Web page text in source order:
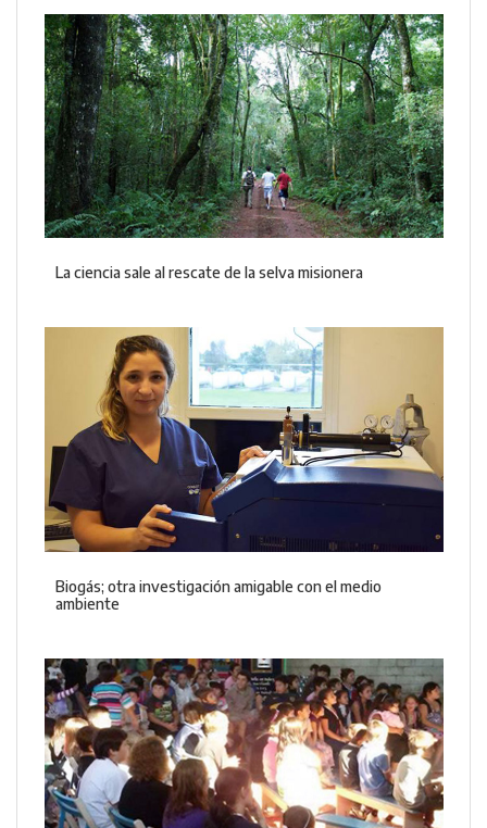
La ciencia sale al rescate de la selva misionera
Biogás; otra investigación amigable con el medio
ambiente